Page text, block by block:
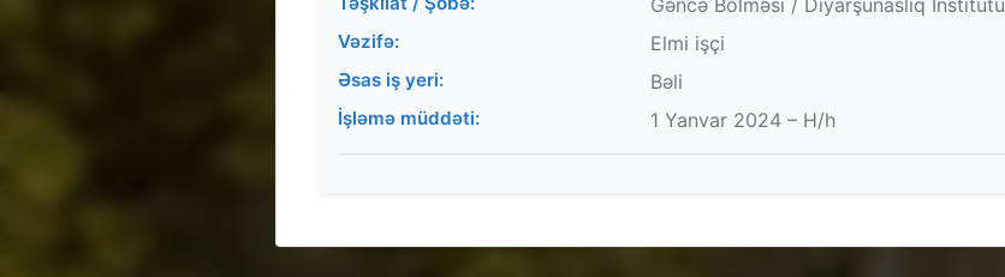
Gəncə Bölməsi / Diyarşünaslıq İnstitutu
Vəzifə: Elmi işçi
Əsas iş yeri: Bəli
İşləmə müddəti: 1 Yanvar 2024 – H/h